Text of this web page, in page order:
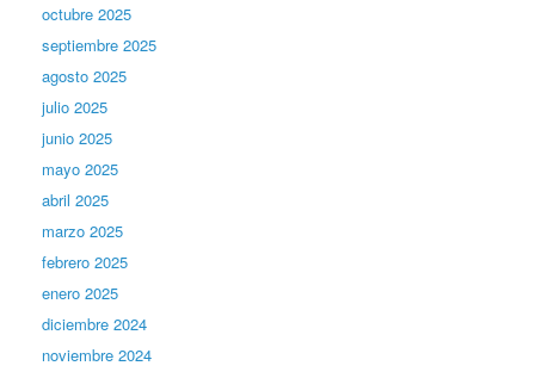
octubre 2025
septiembre 2025
agosto 2025
julio 2025
junio 2025
mayo 2025
abril 2025
marzo 2025
febrero 2025
enero 2025
diciembre 2024
noviembre 2024